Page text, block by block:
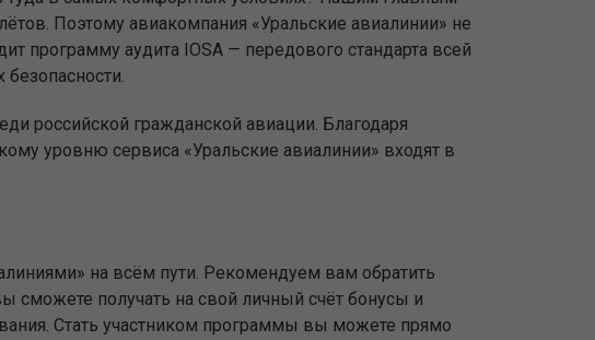
Поэтому авиакомпания «Уральские авиалинии» не
программу аудита IOSA — передового стандарта всей
российской гражданской авиации. Благодаря
уровню сервиса «Уральские авиалинии» входят в
на всём пути. Рекомендуем вам обратить
сможете получать на свой личный счёт бонусы и
Стать участником программы вы можете прямо